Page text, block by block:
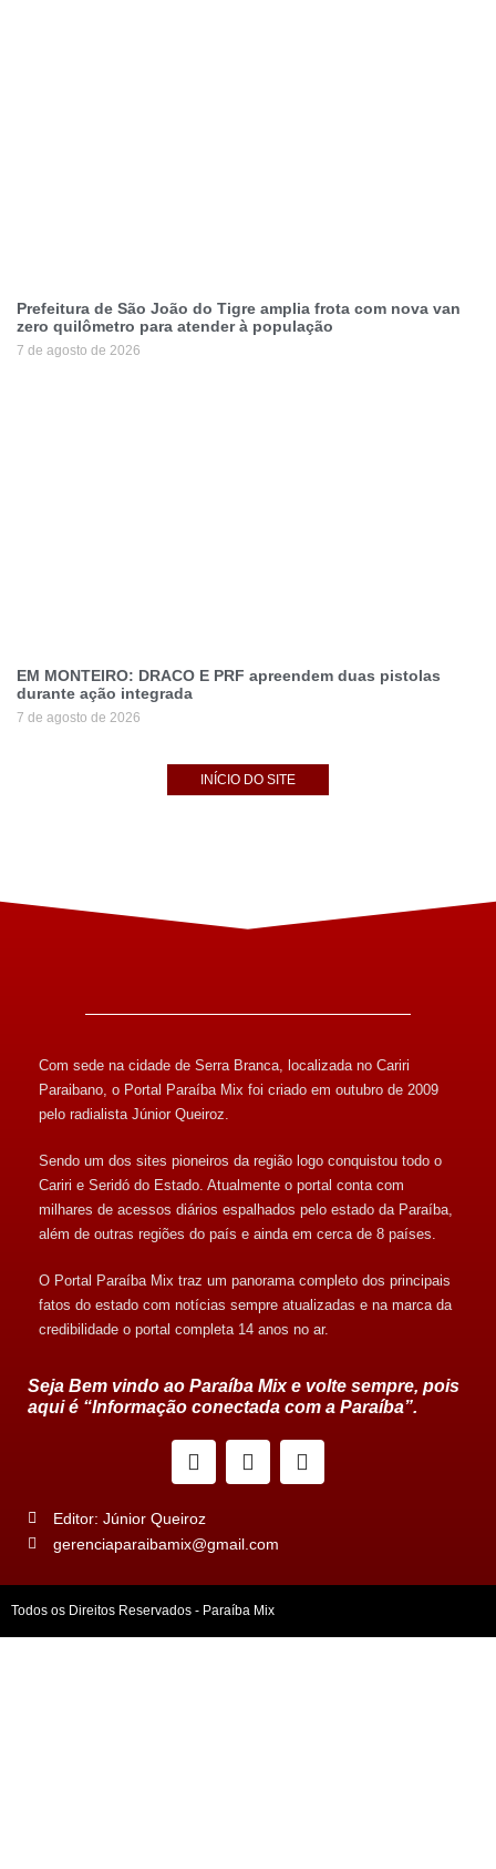
Prefeitura de São João do Tigre amplia frota com nova van
zero quilômetro para atender à população
7 de agosto de 2026
EM MONTEIRO: DRACO E PRF apreendem duas pistolas
durante ação integrada
7 de agosto de 2026
INÍCIO DO SITE
Com sede na cidade de Serra Branca, localizada no Cariri
Paraibano, o Portal Paraíba Mix foi criado em outubro de 2009
pelo radialista Júnior Queiroz.
Sendo um dos sites pioneiros da região logo conquistou todo o
Cariri e Seridó do Estado. Atualmente o portal conta com
milhares de acessos diários espalhados pelo estado da Paraíba,
além de outras regiões do país e ainda em cerca de 8 países.
O Portal Paraíba Mix traz um panorama completo dos principais
fatos do estado com notícias sempre atualizadas e na marca da
credibilidade o portal completa 14 anos no ar.
Seja Bem vindo ao Paraíba Mix e volte sempre, pois
aqui é “Informação conectada com a Paraíba”.
Editor: Júnior Queiroz
gerenciaparaibamix@gmail.com
Todos os Direitos Reservados - Paraíba Mix